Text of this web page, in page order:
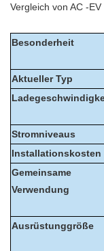
Vergleich von AC -
Besonderheit
Aktueller Typ
Stromniveaus
Installationskosten
Gemeinsame
Verwendung
Ausrüstunggröße